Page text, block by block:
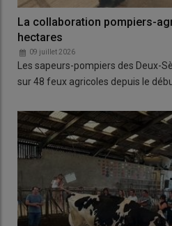
La collaboration pompiers-
hectares
09 juillet 2026
Les sapeurs-pompiers des Deux-
sur 48 feux agricoles depuis le